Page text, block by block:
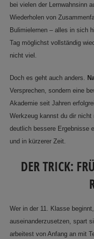
bei vielen der Lernwahnsinn
Wiederholen von
Bulimielernen – alles in sich
Tag möglichst vollständig
nicht viel.
Doch es geht auch anders.
Versprechen, sondern eine
Akademie seit Jahren
Werkzeug kannst du dir
deutlich bessere Ergebnisse
und in kürzerer Zeit.
DER TRICK:
Wer in der 11. Klasse
auseinanderzusetzen, spart
arbeitest von Anfang an mit